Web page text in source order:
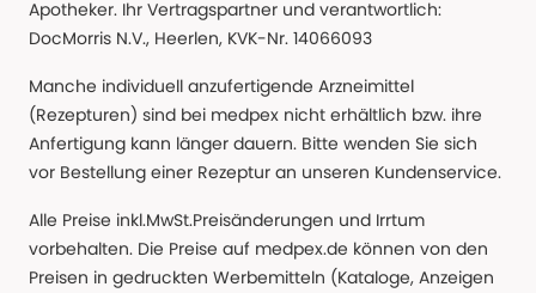
Apotheker. Ihr Vertragspartner und verantwortlich:
DocMorris N.V., Heerlen, KVK-Nr. 14066093
Manche individuell anzufertigende Arzneimittel
(Rezepturen) sind bei medpex nicht erhältlich bzw. ihre
Anfertigung kann länger dauern. Bitte wenden Sie sich
vor Bestellung einer Rezeptur an unseren Kundenservice.
Alle Preise inkl.MwSt.Preisänderungen und Irrtum
vorbehalten. Die Preise auf medpex.de können von den
Preisen in gedruckten Werbemitteln (Kataloge, Anzeigen